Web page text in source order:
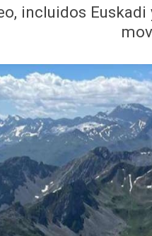
incluidos